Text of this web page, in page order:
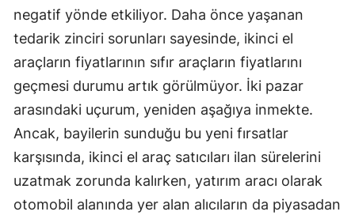
negatif yönde etkiliyor. Daha önce yaşanan
tedarik zinciri sorunları sayesinde, ikinci el
araçların fiyatlarının sıfır araçların fiyatlarını
geçmesi durumu artık görülmüyor. İki pazar
arasındaki uçurum, yeniden aşağıya inmekte.
Ancak, bayilerin sunduğu bu yeni fırsatlar
karşısında, ikinci el araç satıcıları ilan sürelerini
uzatmak zorunda kalırken, yatırım aracı olarak
otomobil alanında yer alan alıcıların da piyasadan